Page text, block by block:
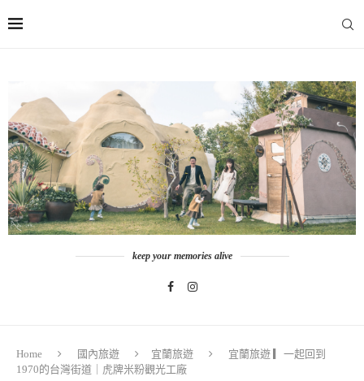
keep your memories alive
Home 國內旅遊 宜蘭旅遊
宜蘭旅遊 ▎一起回到
1970的台灣街道｜虎牌米粉觀光工廠